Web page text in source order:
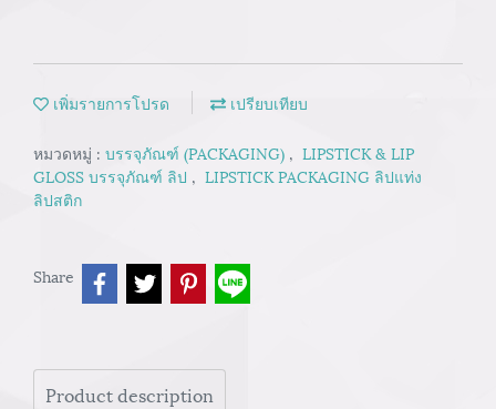
เพิ่มรายการโปรด เปรียบเทียบ
หมวดหมู่ : บรรจุภัณฑ์ (PACKAGING) , LIPSTICK & LIP
GLOSS บรรจุภัณฑ์ ลิป , LIPSTICK PACKAGING ลิปแท่ง
ลิปสติก
Share
Product description